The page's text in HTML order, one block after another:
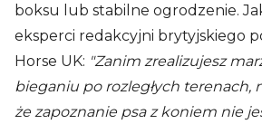
boksu lub stabilne ogrodzenie.
eksperci redakcyjni brytyjskiego
Horse UK: "Zanim zrealizujesz
bieganiu po rozległych terenach,
że zapoznanie psa z koniem nie